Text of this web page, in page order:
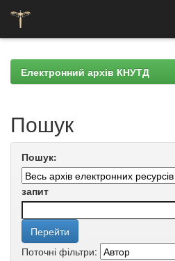
navigationЕлектронний архів КНУТД
Пошук
Пошук:
запит
Поточні фільтри: